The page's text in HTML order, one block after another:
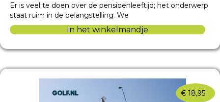
Er is veel te doen over de pensioenleeftijd; het onderwerp
staat ruim in de belangstelling. We
In het winkelmandje
€ 18,95